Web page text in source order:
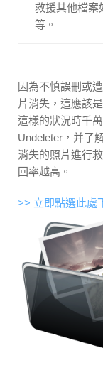
救援其他檔案
等。
因為不慎誤刪或
片消失，這應該
這樣的狀況時千
Undeleter，并了
消失的照片進行
回率越高。
>> 立即點選此處